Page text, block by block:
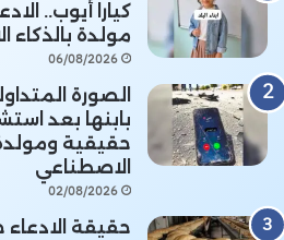
كيارا أيوب..
مولدة بالذكاء
06/08/2026
الصورة
بابنها بعد
حقيقية ومولدة
الاصطناعي
02/08/2026
حقيقة الادعاء